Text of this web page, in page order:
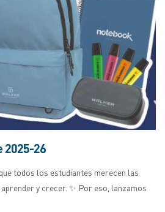
2025-26
todos los estudiantes merecen las
y crecer. ✨ Por eso, lanzamos